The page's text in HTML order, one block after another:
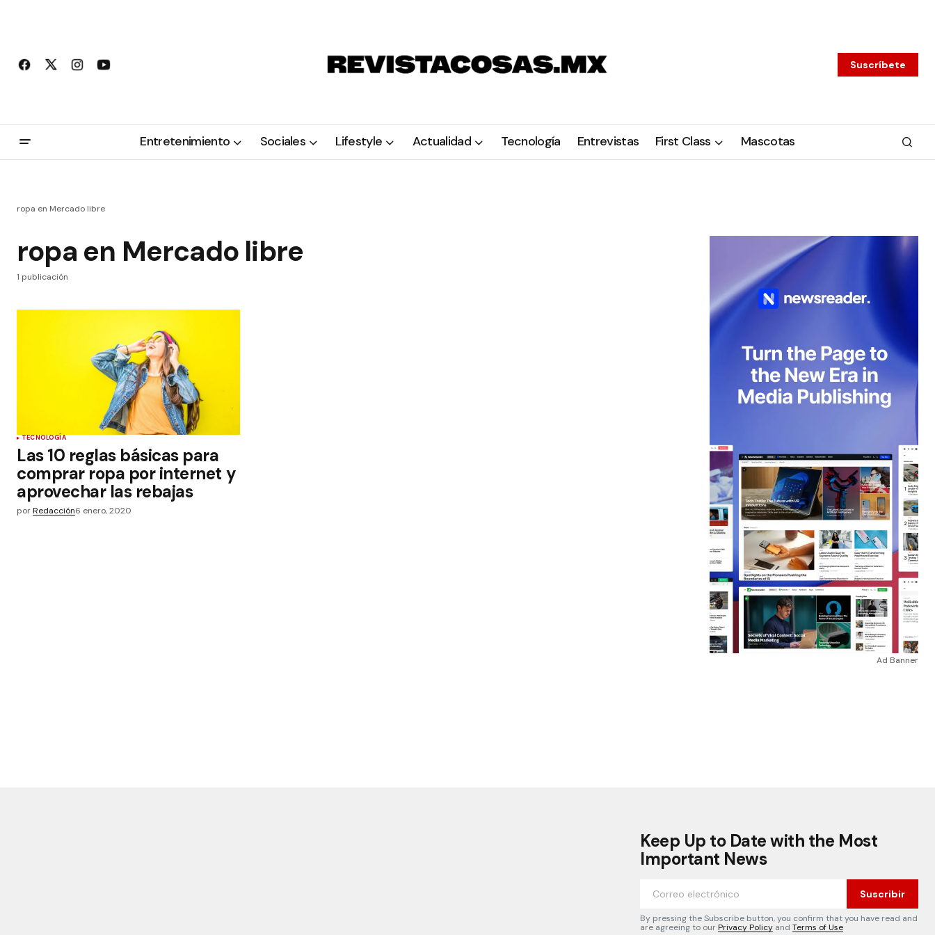
Suscríbete
Entretenimiento Sociales Lifestyle Actualidad Tecnología Entrevistas First Class Mascotas
ropa en Mercado libre
ropa en Mercado libre
1 publicación
TECNOLOGÍA
Las 10 reglas básicas para
comprar ropa por internet y
aprovechar las rebajas
porRedacción6 enero, 2020
Ad Banner
Keep Up to Date with the Most
Important News
Suscribir
By pressing the Subscribe button, you confirm that you have read and
are agreeing to ourPrivacy Policy and Terms of Use